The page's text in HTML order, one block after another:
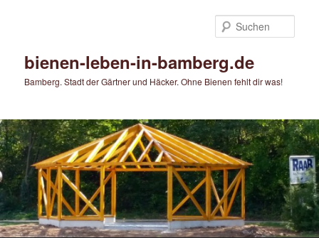
bienen-leben-in-bamberg.de
Bamberg. Stadt der Gärtner und Häcker. Ohne Bienen fehlt dir was!